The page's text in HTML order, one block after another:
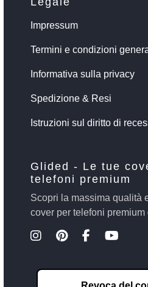
Impressum
Termini e condizioni
Informativa sulla privacy
Spedizione & Resi
Istruzioni sul diritto di
Glided - Le tue
telefoni premium
Scopri la massima qualità
cover per telefoni premium